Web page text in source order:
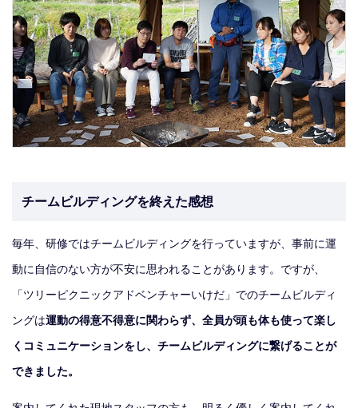
チームビルディングを終えた感想
毎年、研修ではチームビルディングを行っていますが、事前に運
動に自信のない方が不安に思われることがあります。ですが、
「ツリーピクニックアドベンチャーいけだ」でのチームビルディ
ングは運動の得意不得意に関わらず、全員が頭も体も使って楽し
くコミュニケーションをし、チームビルディングに繋げることが
できました。